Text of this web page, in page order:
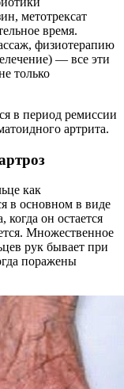
метотрексат
время.
физиотерапию
— все эти
только
в период ремиссии
артрита.
как
в основном в виде
он остается
Множественное
рук бывает при
поражены